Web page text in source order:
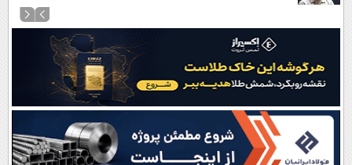
کردن
آرشیو
نظرسنجی
آب و هوا
اوقات شرعی
پیوند ها
سواد زندگی